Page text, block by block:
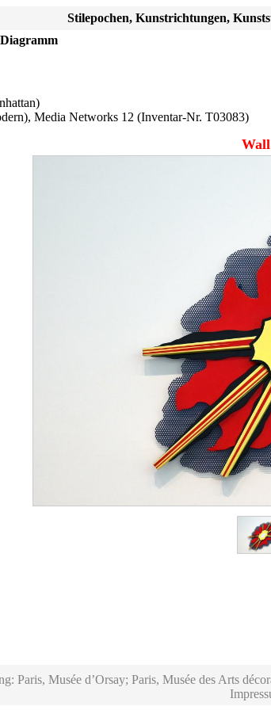
Stilepochen, Kunstrichtungen,
Media Networks 12 (Inventar-Nr. T03083)
Paris, Musée d’Orsay; Paris, Musée des Arts